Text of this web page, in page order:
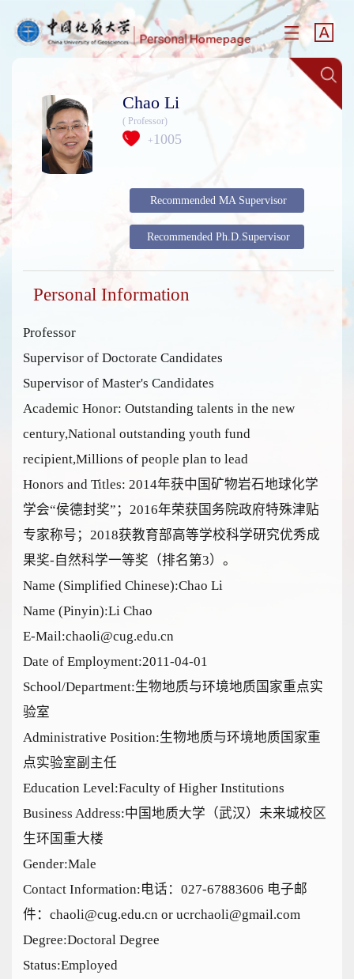
Chao Li
( Professor)
+ 1005
Recommended MA Supervisor
Recommended Ph.D.Supervisor
Personal Information
Professor
Supervisor of Doctorate Candidates
Supervisor of Master's Candidates
Academic Honor: Outstanding talents in the new
century,National outstanding youth fund
recipient,Millions of people plan to lead
Honors and Titles: 2014年获中国矿物岩石地球化学
学会“侯德封奖”；2016年荣获国务院政府特殊津贴
专家称号；2018获教育部高等学校科学研究优秀成
果奖-自然科学一等奖（排名第3）。
Name (Simplified Chinese):Chao Li
Name (Pinyin):Li Chao
E-Mail:chaoli@cug.edu.cn
Date of Employment:2011-04-01
School/Department:生物地质与环境地质国家重点实
验室
Administrative Position:生物地质与环境地质国家重
点实验室副主任
Education Level:Faculty of Higher Institutions
Business Address:中国地质大学（武汉）未来城校区
生环国重大楼
Gender:Male
Contact Information:电话：027-67883606 电子邮
件：chaoli@cug.edu.cn or ucrchaoli@gmail.com
Degree:Doctoral Degree
Status:Employed